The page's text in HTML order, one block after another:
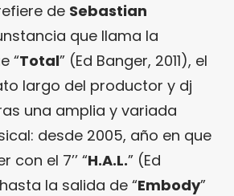
de Sebastian
que llama la
“Total” (Ed Banger, 2011), el
largo del productor y dj
una amplia y variada
desde 2005, año en que
el 7’’ “H.A.L.” (Ed
la salida de “Embody”